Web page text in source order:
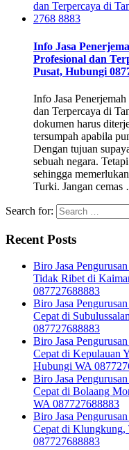
Info Jasa
Profesional dan
Pusat, Hubungi
Info Jasa
dan Terpercaya di
dokumen harus
tersumpah apabila
Dengan tujuan
sebuah negara.
sehingga
Turki. Jangan
Search for:
Recent Posts
Biro Jasa
Tidak Ribet di
087727688883
Biro Jasa
Cepat di
087727688883
Biro Jasa
Cepat di Kepulauan
Hubungi WA
Biro Jasa
Cepat di Bolaang
WA 087727688883
Biro Jasa
Cepat di
087727688883